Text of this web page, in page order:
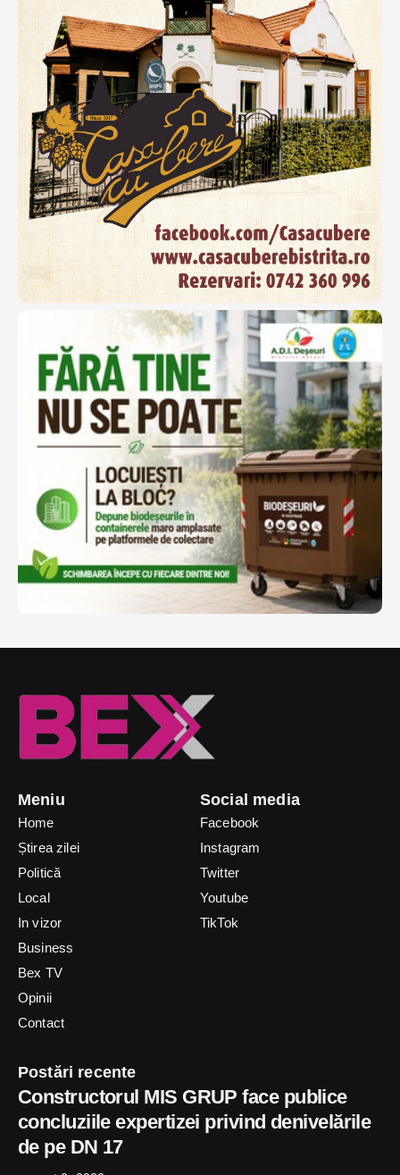
Meniu
Home
Știrea zilei
Politică
Local
In vizor
Business
Bex TV
Opinii
Contact
Social media
Facebook
Instagram
Twitter
Youtube
TikTok
Postări recente
Constructorul MIS GRUP face publice
concluziile expertizei privind denivelările
de pe DN 17